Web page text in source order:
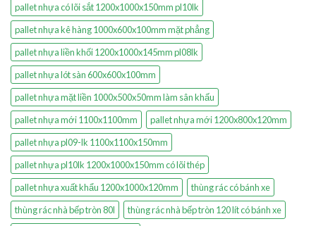
pallet nhựa có lõi sắt 1200x1000x150mm pl10lk
pallet nhựa kê hàng 1000x600x100mm mặt phẳng
pallet nhựa liền khối 1200x1000x145mm pl08lk
pallet nhựa lót sàn 600x600x100mm
pallet nhựa mặt liền 1000x500x50mm làm sân khấu
pallet nhựa mới 1100x1100mm
pallet nhựa mới 1200x800x120mm
pallet nhựa pl09-lk 1100x1100x150mm
pallet nhựa pl10lk 1200x1000x150mm có lõi thép
pallet nhựa xuất khẩu 1200x1000x120mm
thùng rác có bánh xe
thùng rác nhà bếp tròn 80l
thùng rác nhà bếp tròn 120 lít có bánh xe